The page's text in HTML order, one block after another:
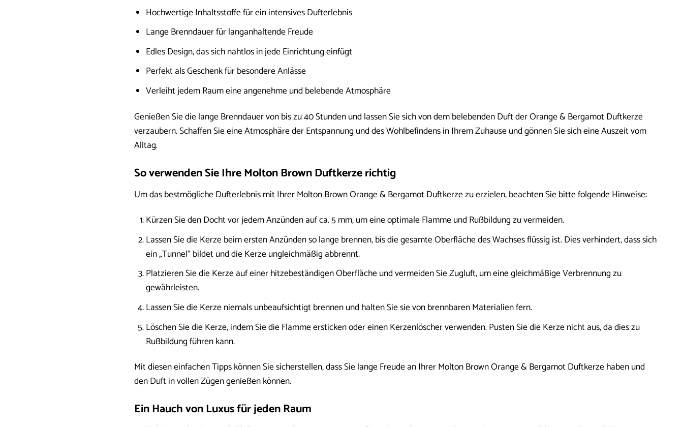
Hochwertige Inhaltsstoffe für ein intensives Dufterlebnis
Lange Brenndauer für langanhaltende Freude
Edles Design, das sich nahtlos in jede Einrichtung einfügt
Perfekt als Geschenk für besondere Anlässe
Verleiht jedem Raum eine angenehme und belebende Atmosphäre
Genießen Sie die lange Brenndauer von bis zu 40 Stunden und lassen Sie sich von dem belebenden Duft der Orange & Bergamot Duftkerze
verzaubern. Schaffen Sie eine Atmosphäre der Entspannung und des Wohlbefindens in Ihrem Zuhause und gönnen Sie sich eine Auszeit vom
Alltag.
So verwenden Sie Ihre Molton Brown Duftkerze richtig
Um das bestmögliche Dufterlebnis mit Ihrer Molton Brown Orange & Bergamot Duftkerze zu erzielen, beachten Sie bitte folgende Hinweise:
Kürzen Sie den Docht vor jedem Anzünden auf ca. 5 mm, um eine optimale Flamme und Rußbildung zu vermeiden.
Lassen Sie die Kerze beim ersten Anzünden so lange brennen, bis die gesamte Oberfläche des Wachses flüssig ist. Dies verhindert, dass sich
ein „Tunnel“ bildet und die Kerze ungleichmäßig abbrennt.
Platzieren Sie die Kerze auf einer hitzebeständigen Oberfläche und vermeiden Sie Zugluft, um eine gleichmäßige Verbrennung zu
gewährleisten.
Lassen Sie die Kerze niemals unbeaufsichtigt brennen und halten Sie sie von brennbaren Materialien fern.
Löschen Sie die Kerze, indem Sie die Flamme ersticken oder einen Kerzenlöscher verwenden. Pusten Sie die Kerze nicht aus, da dies zu
Rußbildung führen kann.
Mit diesen einfachen Tipps können Sie sicherstellen, dass Sie lange Freude an Ihrer Molton Brown Orange & Bergamot Duftkerze haben und
den Duft in vollen Zügen genießen können.
Ein Hauch von Luxus für jeden Raum